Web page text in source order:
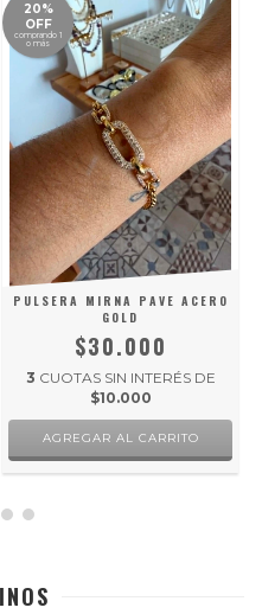
20%
OFF
comprando 1
o más
PULSERA MIRNA PAVE ACERO
GOLD
$30.000
3 CUOTAS SIN INTERÉS DE
$10.000